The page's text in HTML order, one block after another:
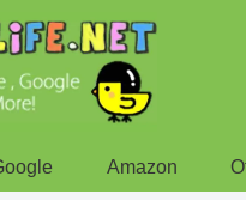
Amazon